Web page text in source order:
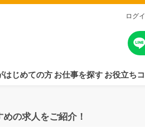
ログ
はじめての方 お仕事を探す お役立ち
めの求人をご紹介！